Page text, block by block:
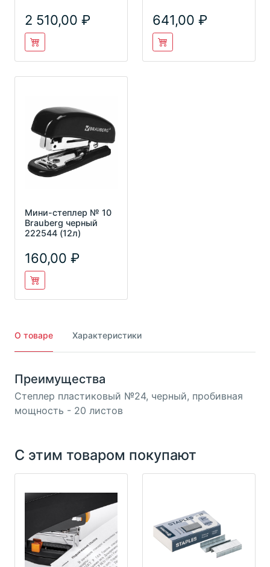
2 510,00 641,00
Мини-степлер № 10
Brauberg черный
222544 (12л)
160,00
О товаре Характеристики
Преимущества
Степлер пластиковый №24, черный, пробивная
мощность - 20 листов
С этим товаром покупают